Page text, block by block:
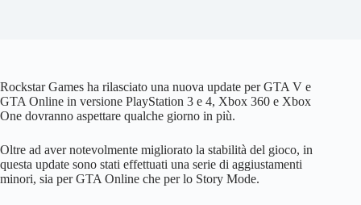
Rockstar Games ha rilasciato una nuova update per GTA V e
GTA Online in versione PlayStation 3 e 4, Xbox 360 e Xbox
One dovranno aspettare qualche giorno in più.
Oltre ad aver notevolmente migliorato la stabilità del gioco, in
questa update sono stati effettuati una serie di aggiustamenti
minori, sia per GTA Online che per lo Story Mode.